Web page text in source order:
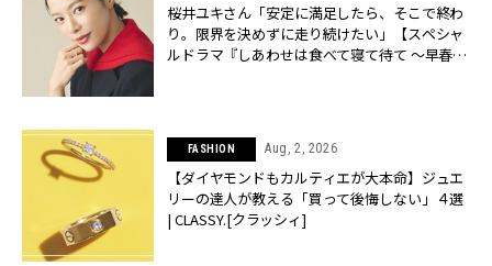
桜井ユキさん「安定に満足したら、そこで終わ
り。限界を決めずに走り続けたい」【スペシャ
ルドラマ『しあわせは食べて寝て待て ～早春の
FASHION Aug, 2, 2026
【ダイヤモンドもカルティエが大本命】ジュエ
リーの達人が教える「買って後悔しない」４選
| CLASSY.[クラッシィ]